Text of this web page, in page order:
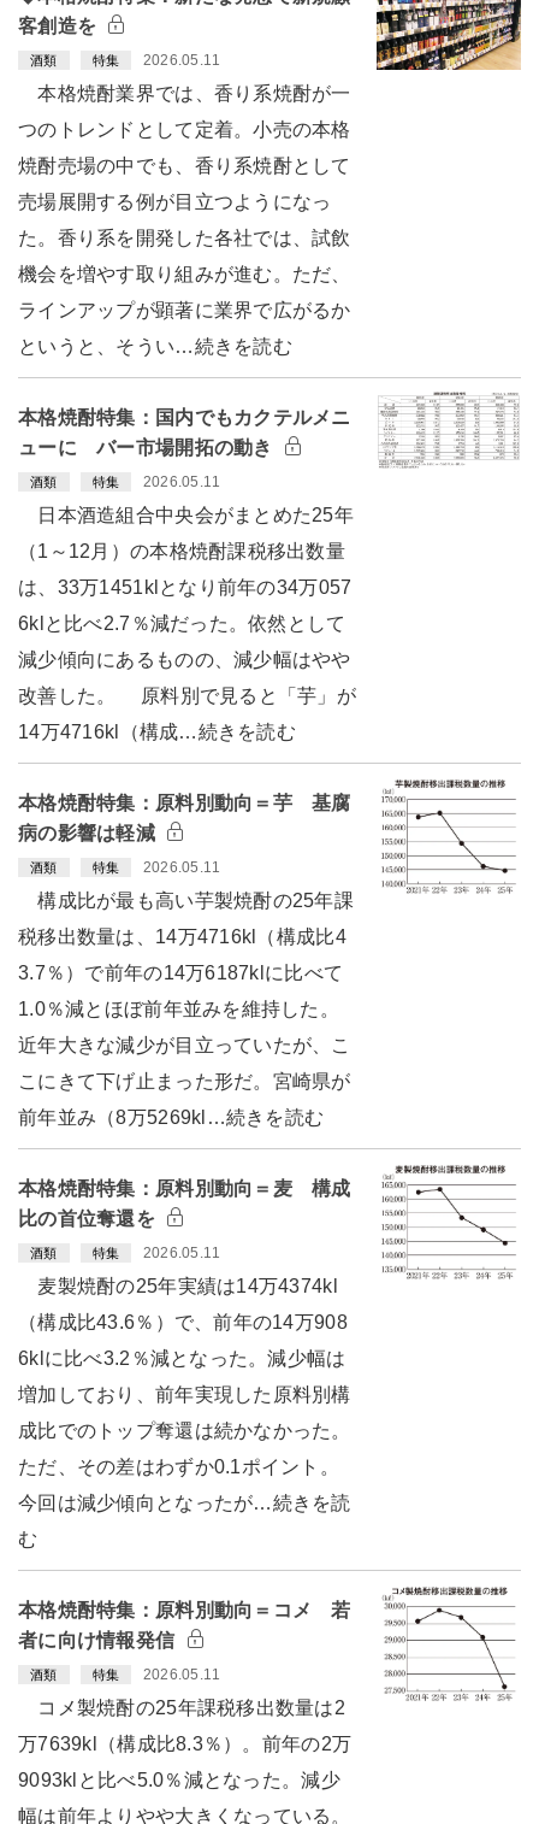
客創造を
酒類 特集 2026.05.11
本格焼酎業界では、香り系焼酎が一
つのトレンドとして定着。小売の本格
焼酎売場の中でも、香り系焼酎として
売場展開する例が目立つようになっ
た。香り系を開発した各社では、試飲
機会を増やす取り組みが進む。ただ、
ラインアップが顕著に業界で広がるか
というと、そうい…続きを読む
本格焼酎特集：国内でもカクテルメニ
ューに バー市場開拓の動き
酒類 特集 2026.05.11
日本酒造組合中央会がまとめた25年
（1～12月）の本格焼酎課税移出数量
は、33万1451klとなり前年の34万057
6klと比べ2.7％減だった。依然として
減少傾向にあるものの、減少幅はやや
改善した。 原料別で見ると「芋」が
14万4716kl（構成…続きを読む
本格焼酎特集：原料別動向＝芋 基腐
病の影響は軽減
酒類 特集 2026.05.11
構成比が最も高い芋製焼酎の25年課
税移出数量は、14万4716kl（構成比4
3.7％）で前年の14万6187klに比べて
1.0％減とほぼ前年並みを維持した。
近年大きな減少が目立っていたが、こ
こにきて下げ止まった形だ。宮崎県が
前年並み（8万5269kl…続きを読む
本格焼酎特集：原料別動向＝麦 構成
比の首位奪還を
酒類 特集 2026.05.11
麦製焼酎の25年実績は14万4374kl
（構成比43.6％）で、前年の14万908
6klに比べ3.2％減となった。減少幅は
増加しており、前年実現した原料別構
成比でのトップ奪還は続かなかった。
ただ、その差はわずか0.1ポイント。
今回は減少傾向となったが…続きを読
む
本格焼酎特集：原料別動向＝コメ 若
者に向け情報発信
酒類 特集 2026.05.11
コメ製焼酎の25年課税移出数量は2
万7639kl（構成比8.3％）。前年の2万
9093klと比べ5.0％減となった。減少
幅は前年よりやや大きくなっている。